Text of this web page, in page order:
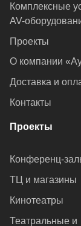
Комплексные
AV-
Проекты
О компании
Доставка и
Контакты
Проекты
Конференц-
ТЦ и магазины
Кинотеатры
Театральные и